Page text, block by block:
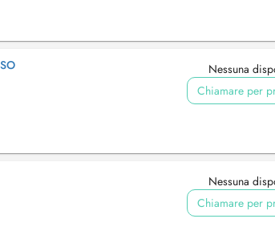
Nessuna
Chiamare per
Nessuna
Chiamare per